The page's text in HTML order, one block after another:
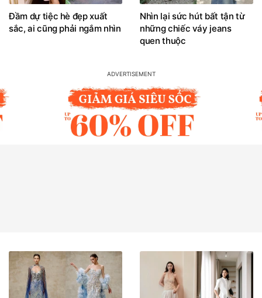
Đầm dự tiệc hè đẹp xuất
sắc, ai cũng phải ngắm nhìn
Nhìn lại sức hút bất tận từ
những chiếc váy jeans
quen thuộc